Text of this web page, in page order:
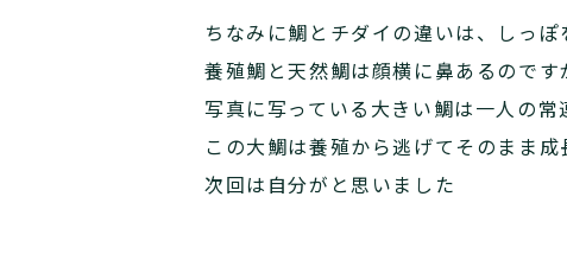
ちなみに鯛とチダイの違いは、しっ
養殖鯛と天然鯛は顔横に鼻あるのです
写真に写っている大きい鯛は一人の
この大鯛は養殖から逃げてそのまま成
次回は自分がと思いました